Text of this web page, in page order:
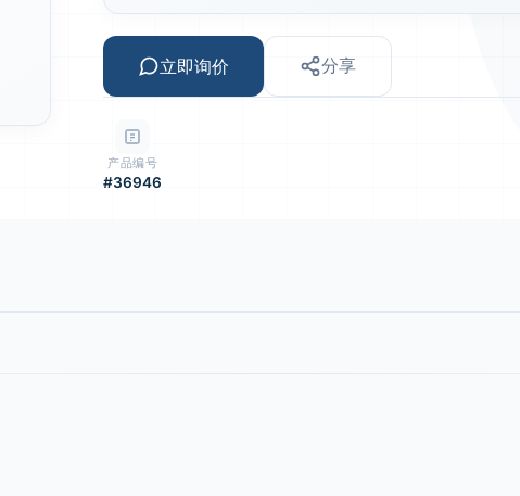
立即询价 分享
产品编号
#36946